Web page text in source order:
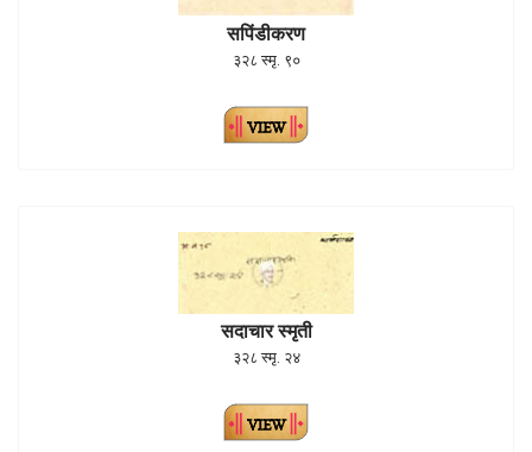
सपिंडीकरण
३२८ स्मृ. ९०
सदाचार स्मृती
३२८ स्मृ. २४